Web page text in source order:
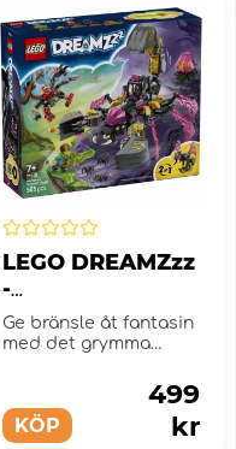
LEGO DREAMZzz
-
Mardrömmarnas
Skorpiongrävare
Ge bränsle åt fantasin
med det grymma
skorpiongr&...
KÖP
499
kr